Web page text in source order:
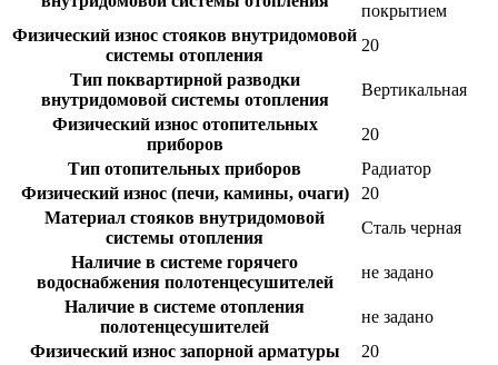
покрытием
Физический износ стояков внутридомовой
системы отопления
20
Тип поквартирной разводки
внутридомовой системы отопления
Вертикальная
Физический износ отопительных
приборов
20
Тип отопительных приборов
Радиатор
Физический износ (печи, камины, очаги)
20
Материал стояков внутридомовой
системы отопления
Сталь черная
Наличие в системе горячего
водоснабжения полотенцесушителей
не задано
Наличие в системе отопления
полотенцесушителей
не задано
Физический износ запорной арматуры
20